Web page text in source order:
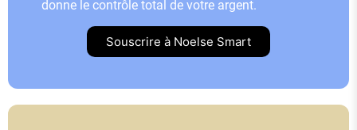
donne le contrôle total de votre argent.
Souscrire à Noelse Smart